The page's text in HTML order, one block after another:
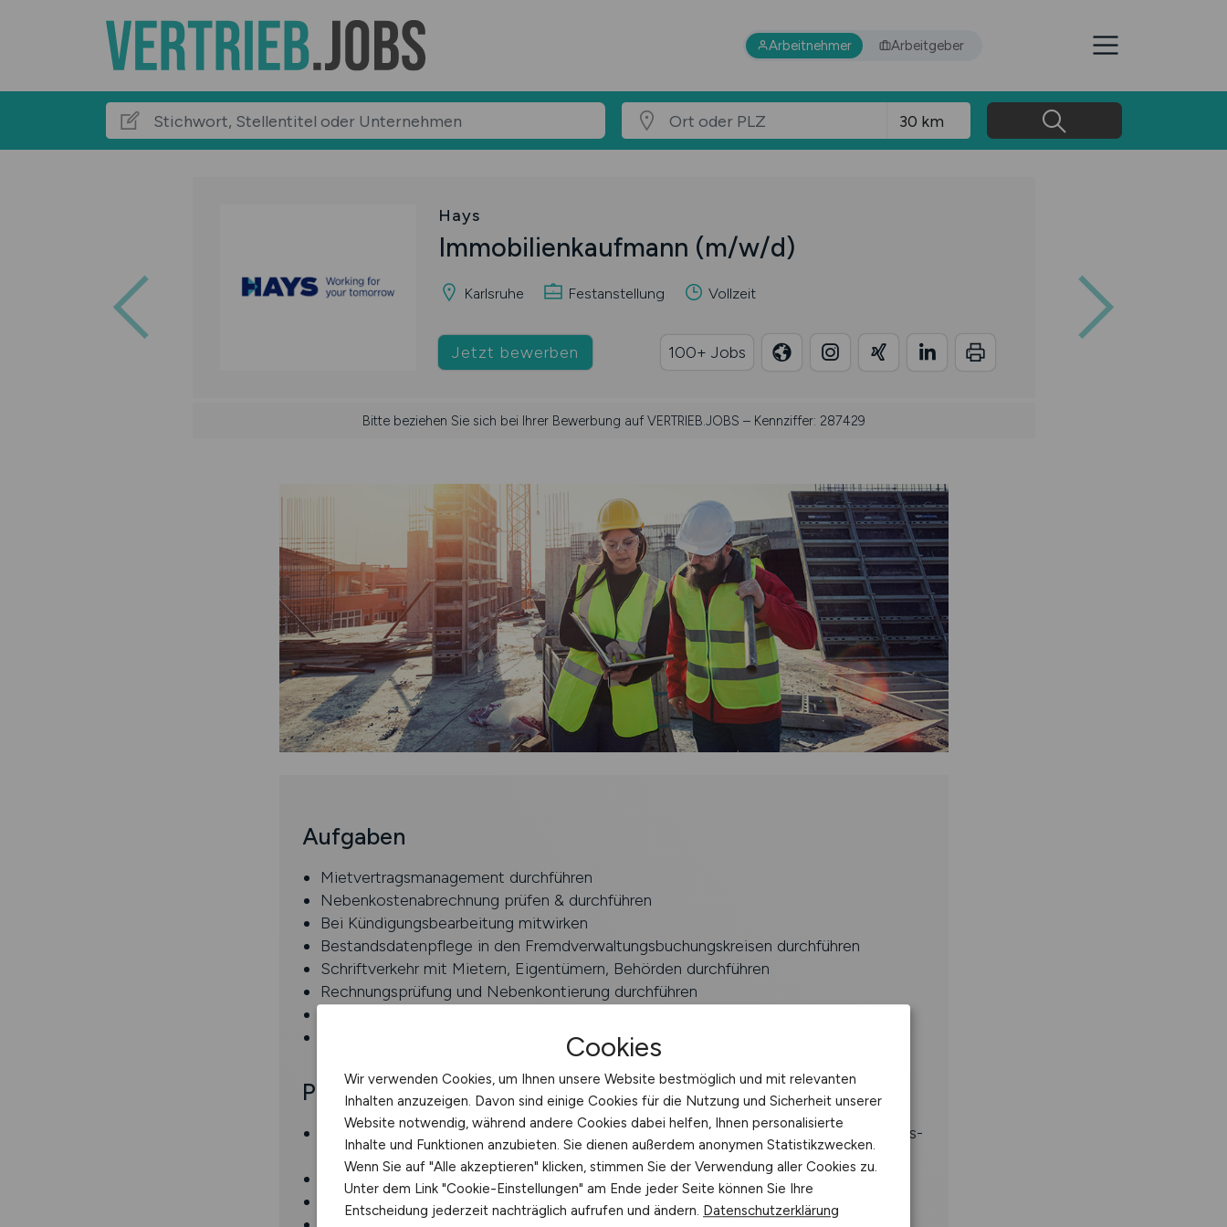
Arbeitnehmer Arbeitgeber
Hays
Immobilienkaufmann (m/w/d)
Karlsruhe Festanstellung Vollzeit
Jetzt bewerben 100+ Jobs
Bitte beziehen Sie sich bei Ihrer Bewerbung auf VERTRIEB.JOBS – Kennziffer: 287429
Aufgaben
Mietvertragsmanagement durchführen
Nebenkostenabrechnung prüfen & durchführen
Bei Kündigungsbearbeitung mitwirken
Bestandsdatenpflege in den Fremdverwaltungsbuchungskreisen durchführen
Schriftverkehr mit Mietern, Eigentümern, Behörden durchführen
Rechnungsprüfung und Nebenkontierung durchführen
Profil
Berufsausbildung im kaufmännisch-verwaltenden Bereich, Kaufmann für Grundstücks-
und Wohnungswirtschaft oder vergleichbare berufliche Qualifikation
Berufserfahrung
Umgang mit gängigen MS-Office Programmen (insbesondere Excel)
Cookies
Wir verwenden Cookies, um Ihnen unsere Website bestmöglich und mit relevanten
Inhalten anzuzeigen. Davon sind einige Cookies für die Nutzung und Sicherheit unserer
Website notwendig, während andere Cookies dabei helfen, Ihnen personalisierte
Inhalte und Funktionen anzubieten. Sie dienen außerdem anonymen Statistikzwecken.
Wenn Sie auf "Alle akzeptieren" klicken, stimmen Sie der Verwendung aller Cookies zu.
Unter dem Link "Cookie-Einstellungen" am Ende jeder Seite können Sie Ihre
Entscheidung jederzeit nachträglich aufrufen und ändern. Datenschutzerklärung